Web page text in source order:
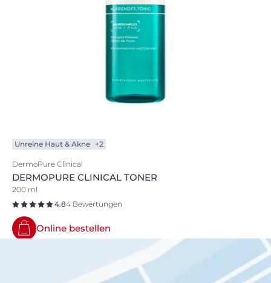
Unreine Haut & Akne +2
DermoPure Clinical
DERMOPURE CLINICAL TONER
200 ml
4.84 Bewertungen
Online bestellen